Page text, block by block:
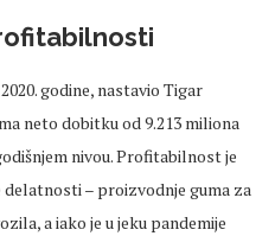
godine, nastavio Tigar
neto dobitku od 9.213 miliona
nivou. Profitabilnost je
– proizvodnje guma za
a iako je u jeku pandemije